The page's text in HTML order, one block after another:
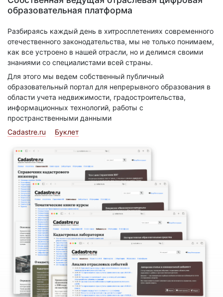
образовательная платформа
Разбираясь каждый день в хитросплетениях современного
отечественного законодательства, мы не только понимаем,
как все устроено в нашей отрасли, но и делимся своими
знаниями со специалистами всей страны.
Для этого мы ведем собственный публичный
образовательный портал для непрерывного образования в
области учета недвижимости, градостроительства,
информационных технологий, работы с
пространственными данными
Cadastre.ru
Буклет